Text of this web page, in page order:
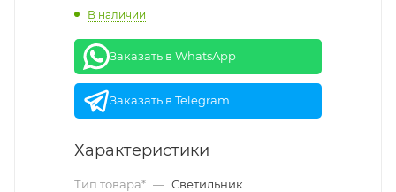
В наличии
Заказать в WhatsApp
Заказать в Telegram
Характеристики
Тип товара* — Светильник